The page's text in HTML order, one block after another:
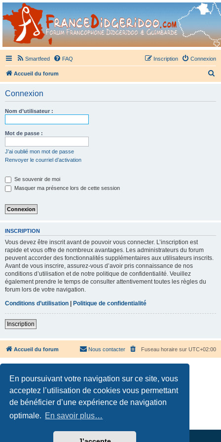
En poursuivant votre navigation sur ce site, vous
acceptez l’utilisation de cookies vous permettant
de bénéficier d’une expérience de navigation
optimale. En savoir plus…
France Didgeridoo
Didgeridoo et Guimbarde sur France Didgeridoo - retrouvez la communauté.
Smartfeed FAQ Connexion
Inscription
Accueil du forum
Connexion
Nom d’utilisateur :
Mot de passe :
J’ai oublié mon mot de passe
Renvoyer le courriel d’activation
Se souvenir de moi
Masquer ma présence lors de cette session
INSCRIPTION
Vous devez être inscrit avant de pouvoir vous connecter. L’inscription est
rapide et vous offre de nombreux avantages. Les administrateurs du forum
peuvent accorder des fonctionnalités supplémentaires aux utilisateurs inscrits.
Avant de vous inscrire, assurez-vous d’avoir pris connaissance de nos
conditions d’utilisation et de notre politique de confidentialité. Veuillez
également prendre le temps de consulter attentivement toutes les règles du
forum lors de votre navigation.
Conditions d’utilisation
Politique de confidentialité
Inscription
Accueil du forum Fuseau horaire sur UTC+02:00
Nous contacter
Développé parphpBB® Forum Software © phpBB Limited
Confidentialité